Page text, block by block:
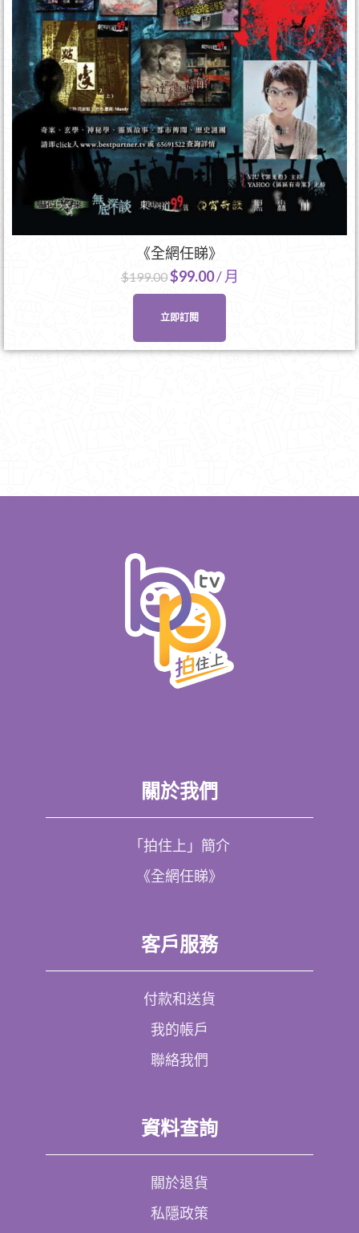
《全網任睇》
$199.00$99.00/ 月
立即訂閱
關於我們
「拍住上」簡介
《全網任睇》
客戶服務
付款和送貨
我的帳戶
聯絡我們
資料查詢
關於退貨
私隱政策